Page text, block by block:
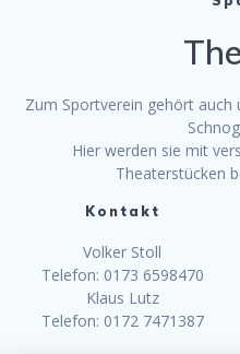
Zum Sportverein gehört auch
Hier werden sie mit
Theaterstücken
Kontakt
Volker Stoll
Telefon: 0173 6598470
Klaus Lutz
Telefon: 0172 7471387